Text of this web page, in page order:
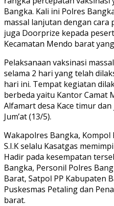
Bangka. Kali ini Polres
massal lanjutan dengan cara
juga Doorprize kepada
Kecamatan Mendo barat
Pelaksanaan vaksinasi
selama 2 hari yang telah
hari ini. Tempat kegiatan
berbeda yaitu Kantor Camat
Alfamart desa Kace timur
Jum’at (13/5).
Wakapolres Bangka,
S.I.K selalu Kasatgas
Hadir pada kesempatan
Bangka, Personil Polres
Barat, Satpol PP Kabupaten
Puskesmas Petaling dan
barat.